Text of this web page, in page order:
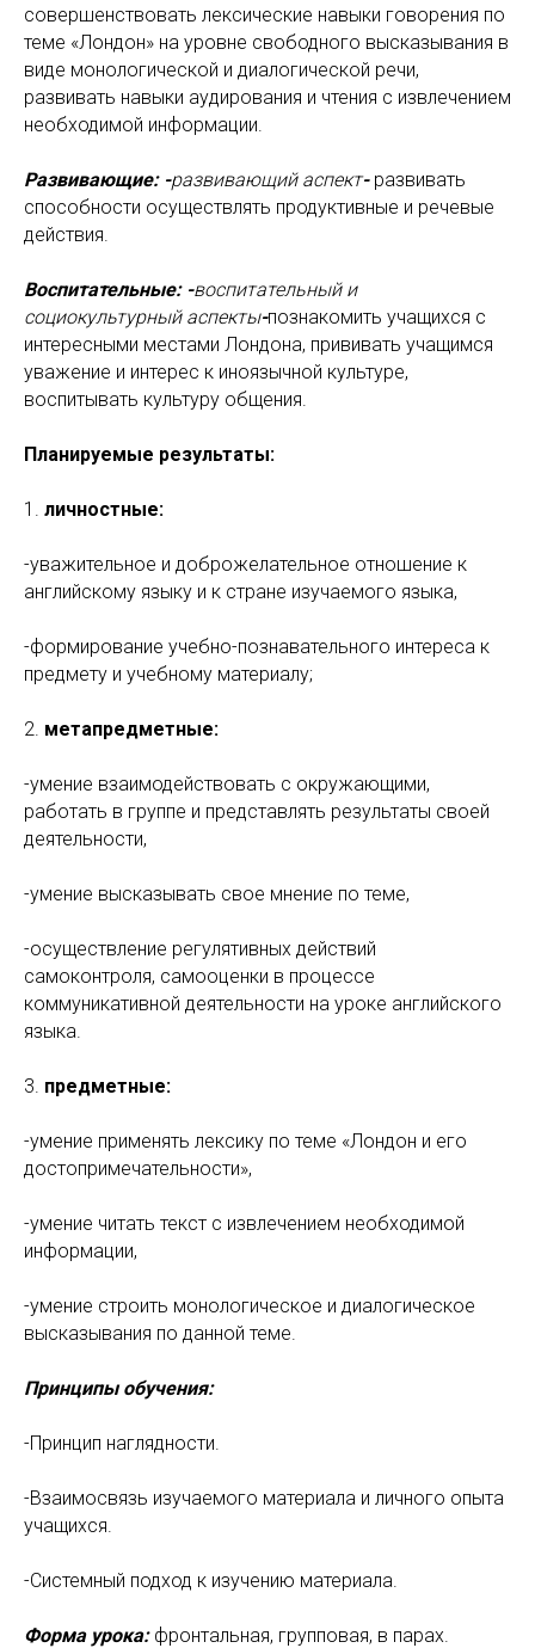
совершенствовать лексические навыки говорения по
теме «Лондон» на уровне свободного высказывания в
виде монологической и диалогической речи,
развивать навыки аудирования и чтения с извлечением
необходимой информации.
Развивающие: -развивающий аспект-развивать
способности осуществлять продуктивные и речевые
действия.
Воспитательные: -воспитательный и
социокультурный аспекты-познакомить учащихся с
интересными местами Лондона, прививать учащимся
уважение и интерес к иноязычной культуре,
воспитывать культуру общения.
Планируемые результаты:
1. личностные:
-уважительное и доброжелательное отношение к
английскому языку и к стране изучаемого языка,
-формирование учебно-познавательного интереса к
предмету и учебному материалу;
2. метапредметные:
-умение взаимодействовать с окружающими,
работать в группе и представлять результаты своей
деятельности,
-умение высказывать свое мнение по теме,
-осуществление регулятивных действий
самоконтроля, самооценки в процессе
коммуникативной деятельности на уроке английского
языка.
3. предметные:
-умение применять лексику по теме «Лондон и его
достопримечательности»,
-умение читать текст с извлечением необходимой
информации,
-умение строить монологическое и диалогическое
высказывания по данной теме.
Принципы обучения:
-Принцип наглядности.
-Взаимосвязь изучаемого материала и личного опыта
учащихся.
-Системный подход к изучению материала.
Форма урока: фронтальная, групповая, в парах.